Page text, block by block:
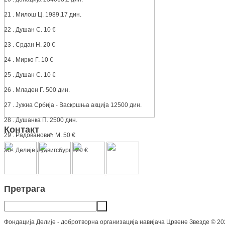
21 . Милош Ц. 1989,17 дин.
22 . Душан С. 10 €
23 . Срдан Н. 20 €
24 . Мирко Г. 10 €
25 . Душан С. 10 €
26 . Младен Г. 500 дин.
27 . Јужна Србија - Васкршња акција 12500 дин.
28 . Душанка П. 2500 дин.
29 . Радовановић М. 50 €
30 . Делије Лудвигсбург 220 €
Контакт
Претрага
Фондација Делије - добротворна организација навијача Црвене Звезде ©